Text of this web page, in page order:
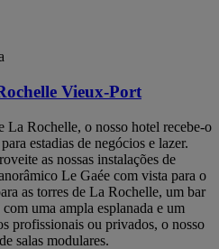
Vieux-Port
La Rochelle, o nosso hotel recebe-o
estadias de negócios e lazer.
as nossas instalações de
Le Gaée com vista para o
as torres de La Rochelle, um bar
uma ampla esplanada e um
profissionais ou privados, o nosso
salas modulares.